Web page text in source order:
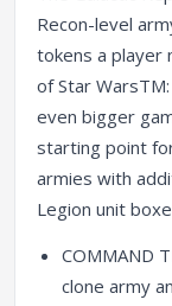
Recon-level
tokens a player
of Star
even bigger
starting point
armies with
Legion unit
COMMAND
clone army